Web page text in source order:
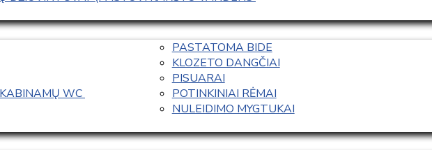
WC
PASTATOMA BIDE
KLOZETO DANGČIAI
PISUARAI
POTINKINIAI RĖMAI
NULEIDIMO MYGTUKAI